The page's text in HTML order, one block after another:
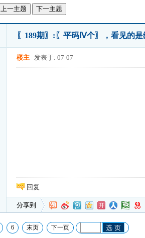
上一主题 下一主题
〖189期〗:〖平码Ⅳ个〗，看见的
楼主 发表于: 07-07
回复
分享到
6 末页 下一页 选 页